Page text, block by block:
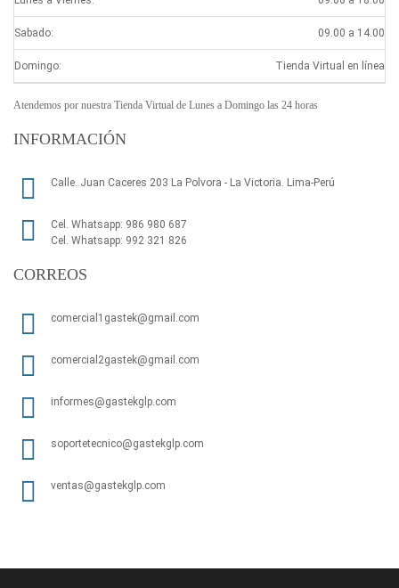
Sabado: 09.00 a 14.00
Domingo: Tienda Virtual en línea
Atendemos por nuestra Tienda Virtual de Lunes a Domingo las 24 horas
INFORMACIÓN
Calle. Juan Caceres 203 La Polvora - La Victoria. Lima-Perú
Cel. Whatsapp: 986 980 687
Cel. Whatsapp: 992 321 826
CORREOS
comercial1gastek@gmail.com
comercial2gastek@gmail.com
informes@gastekglp.com
soportetecnico@gastekglp.com
ventas@gastekglp.com